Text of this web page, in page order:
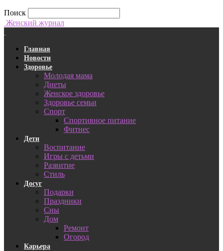
Поиск
Женский журнал
Главная
Новости
Здоровье
Молодая мама
Диеты
Женское здоровье
Здоровье семьи
Спорт
Спортивное питание
Фитнес
Дети
Воспитание
Игры с детьми
Развитие
Стиль
Досуг
Подарки
Праздники
Сны
Дом
Ремонт
Огород
Карьера